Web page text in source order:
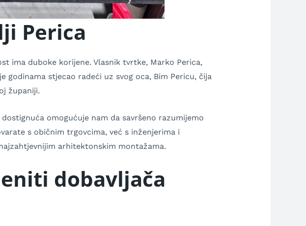
Perica
ima duboke korijene. Vlasnik tvrtke, Marko Perica,
stjecao radeći uz svog oca, Bim Pericu, čija
županiji.
omogućuje nam da savršeno razumijemo
s običnim trgovcima, već s inženjerima i
arhitektonskim montažama.
dobavljača